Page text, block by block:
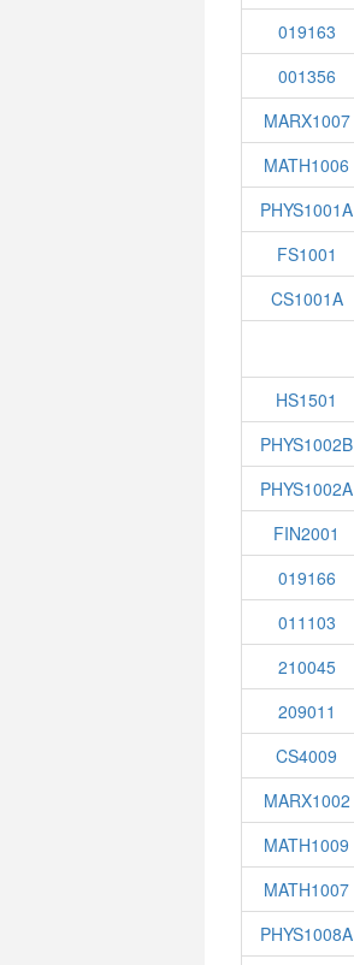
019163
001356
MARX1007
MATH1006
PHYS1001A
FS1001
CS1001A
HS1501
PHYS1002B
PHYS1002A
FIN2001
019166
011103
210045
209011
CS4009
MARX1002
MATH1009
MATH1007
PHYS1008A